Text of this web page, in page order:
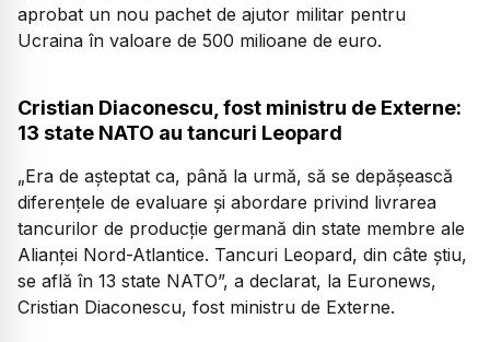
aprobat un nou pachet de ajutor militar pentru
Ucraina în valoare de 500 milioane de euro.
Cristian Diaconescu, fost ministru de Externe:
13 state NATO au tancuri Leopard
„Era de așteptat ca, până la urmă, să se depășească
diferențele de evaluare și abordare privind livrarea
tancurilor de producție germană din state membre ale
Alianței Nord-Atlantice. Tancuri Leopard, din câte știu,
se află în 13 state NATO”, a declarat, la Euronews,
Cristian Diaconescu, fost ministru de Externe.